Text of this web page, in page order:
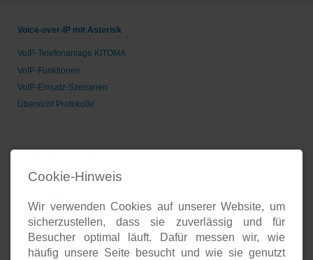
Voice-over-IP mit Asterisk
VoIP-Telefonanlage KITOMA
VoIP-Funktionen
VoIP-Einsatz-Szenarien
Übersicht Protokolle
VoIP über UCS: Asterisk4UCS
Gateways
Endgeräte
Cookie-Hinweis
Wir verwenden Cookies auf unserer Website, um
sicherzustellen, dass sie zuverlässig und für
Besucher optimal läuft. Dafür messen wir, wie
häufig unsere Seite besucht und wie sie genutzt